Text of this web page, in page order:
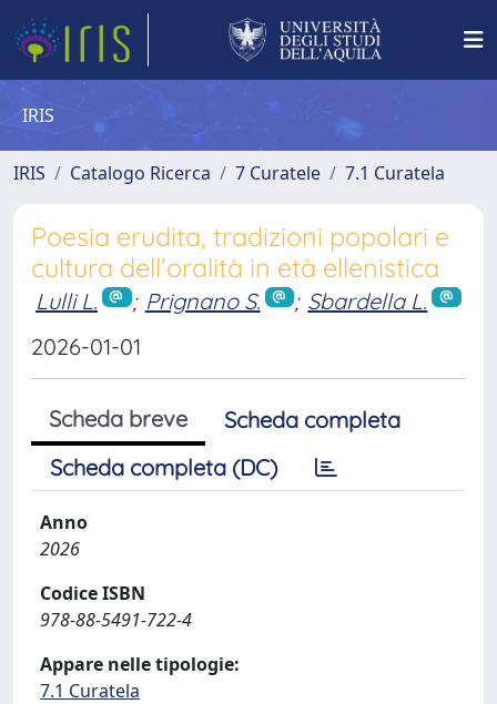
IRIS
IRIS Catalogo Ricerca 7 Curatele 7.1 Curatela
Poesia erudita, tradizioni popolari e
cultura dell’oralità in età ellenistica
Lulli L. ; Prignano S. ; Sbardella L.
2026-01-01
Scheda breve
Scheda completa
Scheda completa (DC)
Anno
2026
Codice ISBN
978-88-5491-722-4
Appare nelle tipologie:
7.1 Curatela